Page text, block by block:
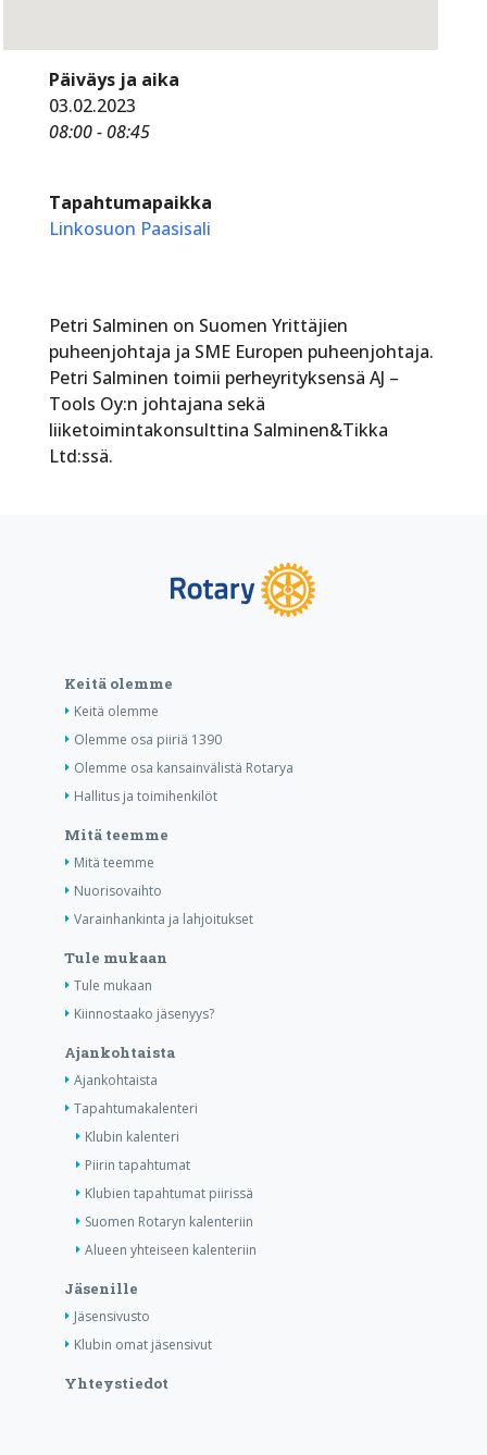
Päiväys ja aika
03.02.2023
08:00 - 08:45
Tapahtumapaikka
Linkosuon Paasisali
Petri Salminen on Suomen Yrittäjien
puheenjohtaja ja SME Europen puheenjohtaja.
Petri Salminen toimii perheyrityksensä AJ –
Tools Oy:n johtajana sekä
liiketoimintakonsulttina Salminen&Tikka
Ltd:ssä.
Keitä olemme
Keitä olemme
Olemme osa piiriä 1390
Olemme osa kansainvälistä Rotarya
Hallitus ja toimihenkilöt
Mitä teemme
Mitä teemme
Nuorisovaihto
Varainhankinta ja lahjoitukset
Tule mukaan
Tule mukaan
Kiinnostaako jäsenyys?
Ajankohtaista
Ajankohtaista
Tapahtumakalenteri
Klubin kalenteri
Piirin tapahtumat
Klubien tapahtumat piirissä
Suomen Rotaryn kalenteriin
Alueen yhteiseen kalenteriin
Jäsenille
Jäsensivusto
Klubin omat jäsensivut
Yhteystiedot